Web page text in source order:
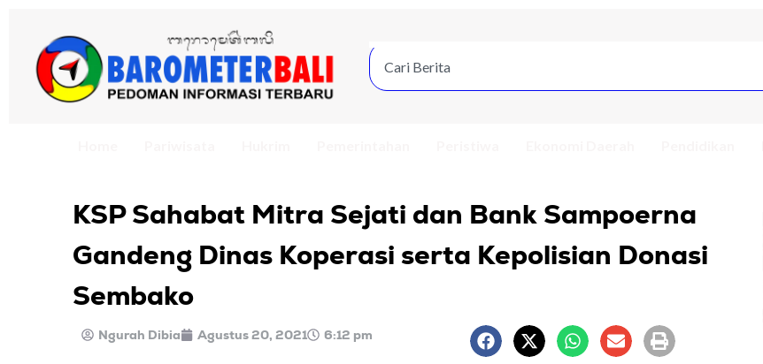
KSP Sahabat Mitra Sejati dan Bank Sampoerna
Gandeng Dinas Koperasi serta Kepolisian Donasi
Sembako
Ngurah Dibia Agustus 20, 2021 6:12 pm